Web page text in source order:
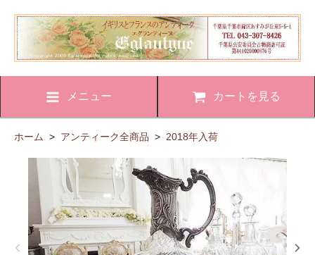
メニュー カートを見る
ホーム > アンティーク全商品 > 2018年入荷